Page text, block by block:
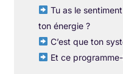
Tu as le
ton énergie ?
C’est que ton
Et ce